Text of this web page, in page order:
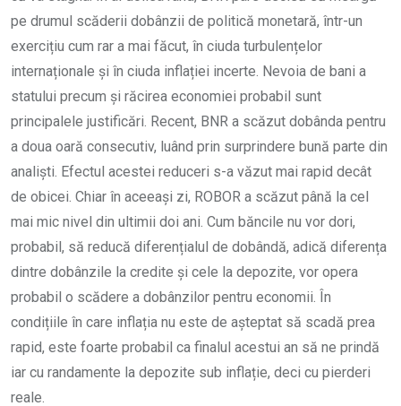
pe drumul scăderii dobânzii de politică monetară, într-un
exercițiu cum rar a mai făcut, în ciuda turbulențelor
internaționale și în ciuda inflației incerte. Nevoia de bani a
statului precum și răcirea economiei probabil sunt
principalele justificări. Recent, BNR a scăzut dobânda pentru
a doua oară consecutiv, luând prin surprindere bună parte din
analiști. Efectul acestei reduceri s-a văzut mai rapid decât
de obicei. Chiar în aceeași zi, ROBOR a scăzut până la cel
mai mic nivel din ultimii doi ani. Cum băncile nu vor dori,
probabil, să reducă diferențialul de dobândă, adică diferența
dintre dobânzile la credite și cele la depozite, vor opera
probabil o scădere a dobânzilor pentru economii. În
condițiile în care inflația nu este de așteptat să scadă prea
rapid, este foarte probabil ca finalul acestui an să ne prindă
iar cu randamente la depozite sub inflație, deci cu pierderi
reale.